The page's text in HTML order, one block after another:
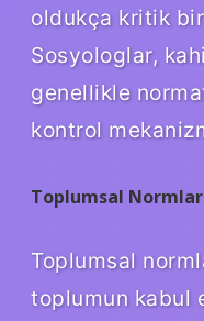
oldukça kritik
Sosyologlar,
genellikle
kontrol
Toplumsal Normlar
Toplumsal
toplumun kabul